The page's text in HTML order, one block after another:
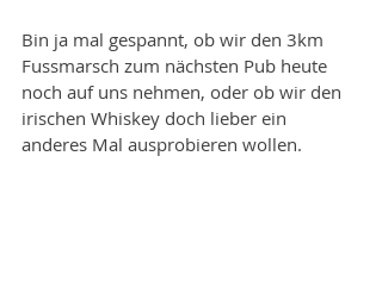
Bin ja mal gespannt, ob wir den 3km
Fussmarsch zum nächsten Pub heute
noch auf uns nehmen, oder ob wir den
irischen Whiskey doch lieber ein
anderes Mal ausprobieren wollen.